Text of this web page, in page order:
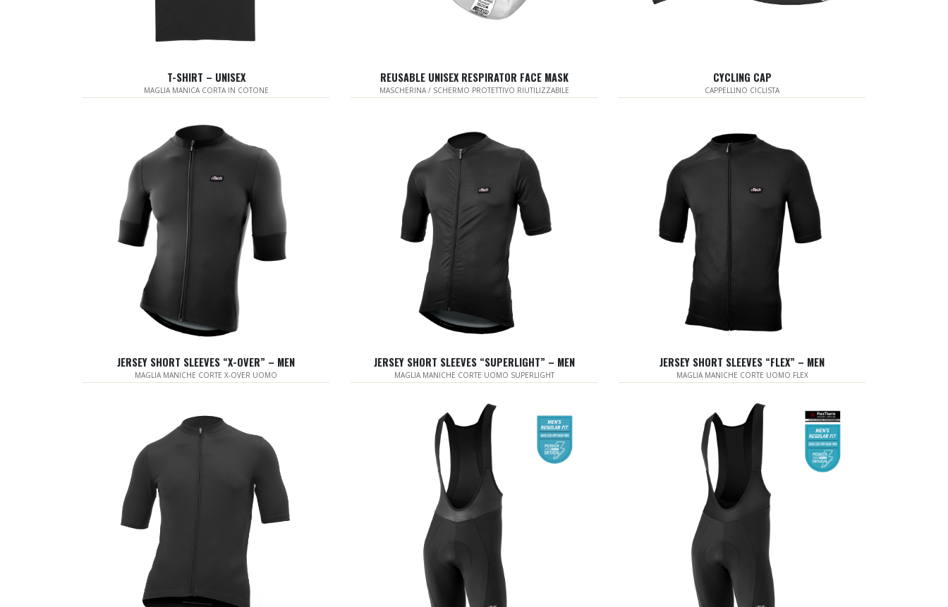
T-SHIRT – UNISEX
MAGLIA MANICA CORTA IN COTONE
REUSABLE UNISEX RESPIRATOR FACE MASK
MASCHERINA / SCHERMO PROTETTIVO RIUTILIZZABILE
CYCLING CAP
CAPPELLINO CICLISTA
JERSEY SHORT SLEEVES “X-OVER” – MEN
MAGLIA MANICHE CORTE X-OVER UOMO
JERSEY SHORT SLEEVES “SUPERLIGHT” – MEN
MAGLIA MANICHE CORTE UOMO SUPERLIGHT
JERSEY SHORT SLEEVES “FLEX” – MEN
MAGLIA MANICHE CORTE UOMO FLEX